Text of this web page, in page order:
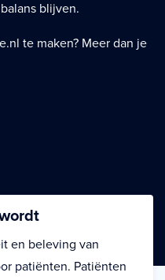
blijven.
te maken? Meer dan je
en beleving van
patiënten. Patiënten